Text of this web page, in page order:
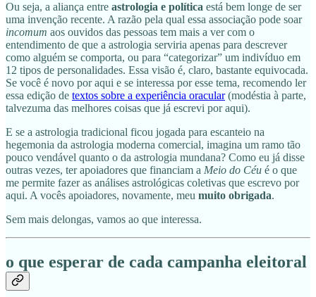
Ou seja, a aliança entre astrologia e política está bem longe de ser
uma invenção recente. A razão pela qual essa associação pode soar
incomum aos ouvidos das pessoas tem mais a ver com o
entendimento de que a astrologia serviria apenas para descrever
como alguém se comporta, ou para “categorizar” um indivíduo em
12 tipos de personalidades. Essa visão é, claro, bastante equivocada.
Se você é novo por aqui e se interessa por esse tema, recomendo ler
essa edição de textos sobre a experiência oracular(modéstia à parte,
talvezuma das melhores coisas que já escrevi por aqui).
E se a astrologia tradicional ficou jogada para escanteio na
hegemonia da astrologia moderna comercial, imagina um ramo tão
pouco vendável quanto o da astrologia mundana? Como eu já disse
outras vezes, ter apoiadores que financiam a Meio do Céu é o que
me permite fazer as análises astrológicas coletivas que escrevo por
aqui. A vocês apoiadores, novamente, meu muito obrigada.
Sem mais delongas, vamos ao que interessa.
o que esperar de cada campanha eleitoral